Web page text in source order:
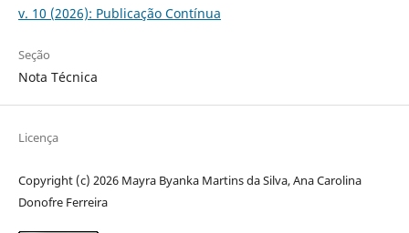
v. 10 (2026): Publicação Contínua
Seção
Nota Técnica
Licença
Copyright (c) 2026 Mayra Byanka Martins da Silva, Ana Carolina
Donofre Ferreira